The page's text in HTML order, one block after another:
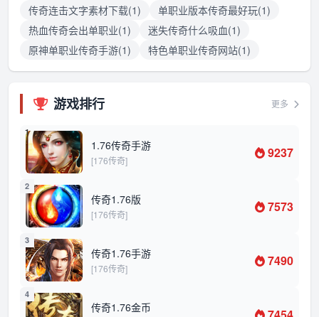
传奇连击文字素材下载(1)
单职业版本传奇最好玩(1)
热血传奇会出单职业(1)
迷失传奇什么吸血(1)
原神单职业传奇手游(1)
特色单职业传奇网站(1)
游戏排行 更多
1
1.76传奇手游
[176传奇] 9237
2
传奇1.76版
[176传奇] 7573
3
传奇1.76手游
[176传奇] 7490
4
传奇1.76金币